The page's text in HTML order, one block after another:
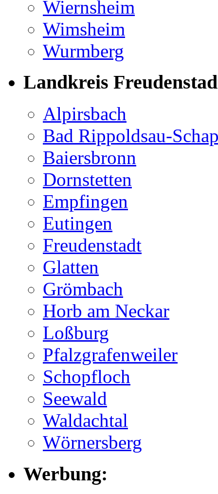
Wiernsheim
Wimsheim
Wurmberg
Landkreis
Alpirsbach
Bad Rippoldsau-
Baiersbronn
Dornstetten
Empfingen
Eutingen
Freudenstadt
Glatten
Grömbach
Horb am Neckar
Loßburg
Pfalzgrafenweiler
Schopfloch
Seewald
Waldachtal
Wörnersberg
Werbung: